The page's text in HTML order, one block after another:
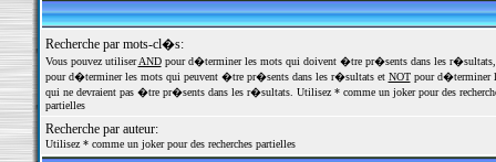
Recherche par mots-cl�s:
Vous pouvez utiliserANDpour d�terminer les mots qui doivent �tre pr�sents dans les
pour d�terminer les mots qui peuvent �tre pr�sents dans les r�sultats et NOTpour d�terminer
qui ne devraient pas �tre pr�sents dans les r�sultats. Utilisez * comme un joker pour des
partielles
Recherche par auteur:
Utilisez * comme un joker pour des recherches partielles